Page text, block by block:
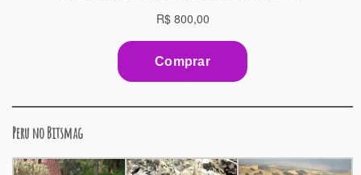
Peru no Bitsmag